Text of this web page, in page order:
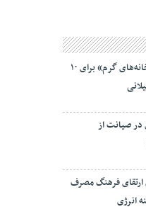
اجرای طرح «خانه‌های گرم» برای ۱۰
در صیانت از
ارتقای فرهنگ مصرف
انرژی